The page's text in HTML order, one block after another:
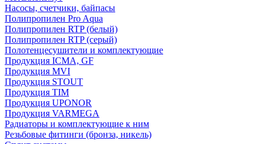
Насосы, счетчики, байпасы
Полипропилен Pro Aqua
Полипропилен RTP (белый)
Полипропилен RTP (серый)
Полотенцесушители и комплектующие
Продукция ICMA, GF
Продукция MVI
Продукция STOUT
Продукция TIM
Продукция UPONOR
Продукция VARMEGA
Радиаторы и комплектующие к ним
Резьбовые фитинги (бронза, никель)